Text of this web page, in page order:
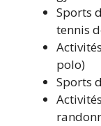
Sports
tennis
polo)
Sports